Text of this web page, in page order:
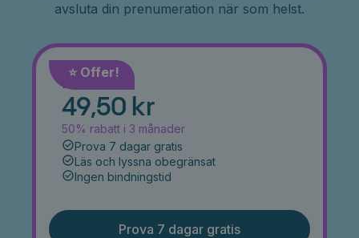
avsluta din prenumeration när som helst.
⭐️ Offer!
Månad
49,50 kr
50% rabatt i 3 månader
Prova 7 dagar gratis
Läs och lyssna obegränsat
Ingen bindningstid
Prova 7 dagar gratis